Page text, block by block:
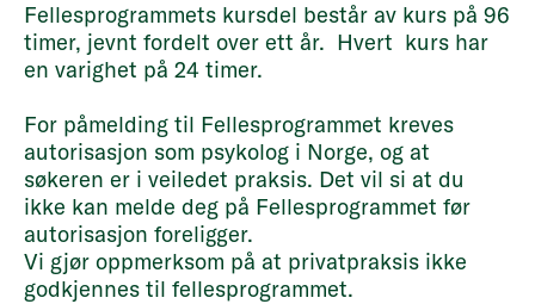
Fellesprogrammets kursdel består av kurs på 96
timer, jevnt fordelt over ett år. Hvert kurs har
en varighet på 24 timer.
For påmelding til Fellesprogrammet kreves
autorisasjon som psykolog i Norge, og at
søkeren er i veiledet praksis. Det vil si at du
ikke kan melde deg på Fellesprogrammet før
autorisasjon foreligger.
Vi gjør oppmerksom på at privatpraksis ikke
godkjennes til fellesprogrammet.